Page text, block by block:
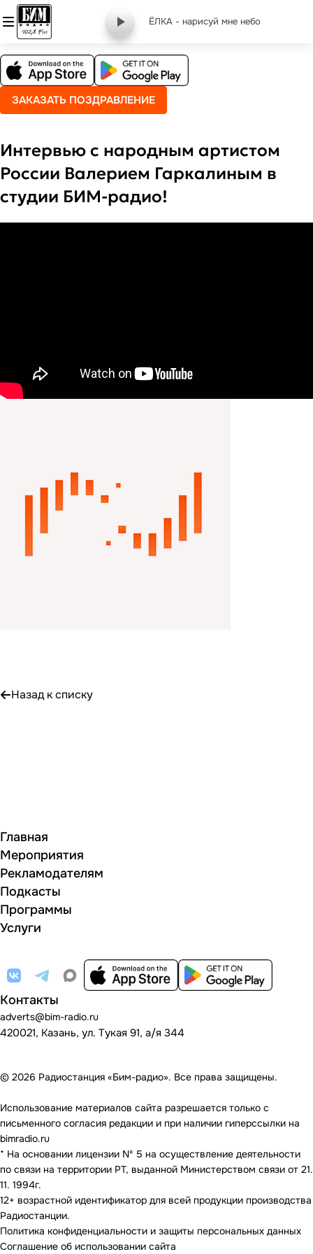
ЁЛКА - нарисуй мне небо
ЗАКАЗАТЬ ПОЗДРАВЛЕНИЕ
Интервью с народным артистом
России Валерием Гаркалиным в
студии БИМ-радио!
Назад к списку
Главная
Мероприятия
Рекламодателям
Подкасты
Программы
Услуги
Контакты
adverts@bim-radio.ru
420021, Казань, ул. Тукая 91, а/я 344
© 2026 Радиостанция «Бим-радио». Все права защищены.
Использование материалов сайта разрешается только с
письменного согласия редакции и при наличии гиперссылки на
bimradio.ru
* На основании лицензии Nº 5 на осуществление деятельности
по связи на территории РТ, выданной Министерством связи от 21.
11. 1994г.
12+ возрастной идентификатор для всей продукции производства
Радиостанции.
Политика конфиденциальности и защиты персональных данных
Соглашение об использовании сайта